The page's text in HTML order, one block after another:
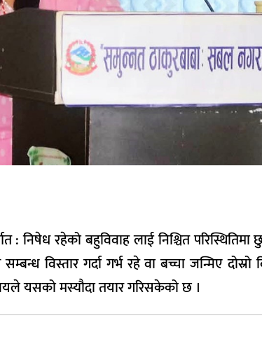
रहेको बहुविवाह लाई निश्चित परिस्थितिमा
विस्तार गर्दा गर्भ रहे वा बच्चा जन्मिए दोस्रो
यसको मस्यौदा तयार गरिसकेको छ ।